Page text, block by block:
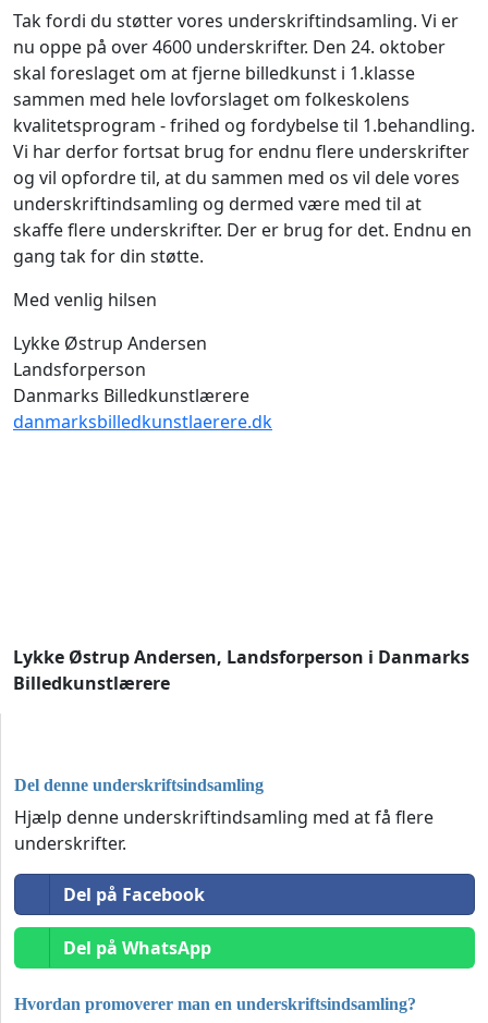
Tak fordi du støtter vores underskriftindsamling. Vi er
nu oppe på over 4600 underskrifter. Den 24. oktober
skal foreslaget om at fjerne billedkunst i 1.klasse
sammen med hele lovforslaget om folkeskolens
kvalitetsprogram - frihed og fordybelse til 1.behandling.
Vi har derfor fortsat brug for endnu flere underskrifter
og vil opfordre til, at du sammen med os vil dele vores
underskriftindsamling og dermed være med til at
skaffe flere underskrifter. Der er brug for det. Endnu en
gang tak for din støtte.
Med venlig hilsen
Lykke Østrup Andersen
Landsforperson
Danmarks Billedkunstlærere
danmarksbilledkunstlaerere.dk
Lykke Østrup Andersen, Landsforperson i Danmarks
Billedkunstlærere
Del denne underskriftsindsamling
Hjælp denne underskriftindsamling med at få flere
underskrifter.
Del på Facebook
Del på WhatsApp
Hvordan promoverer man en underskriftsindsamling?